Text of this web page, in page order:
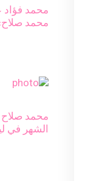
محمد فؤاد
محمد
محمد
الشهر في